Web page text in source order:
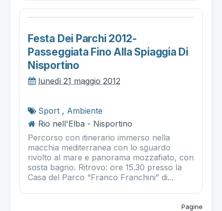
Festa Dei Parchi 2012-
Passeggiata Fino Alla Spiaggia Di
Nisportino
lunedì 21 maggio 2012
Sport , Ambiente
Rio nell'Elba - Nisportino
Percorso con itinerario immerso nella
macchia mediterranea con lo sguardo
rivolto al mare e panorama mozzafiato, con
sosta bagno. Ritrovo: ore 15.30 presso la
Casa del Parco “Franco Franchini” di...
Pagine